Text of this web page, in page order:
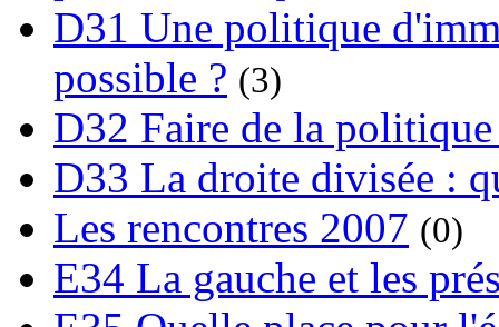
D31 Une politique
possible ? (3)
D32 Faire de la
D33 La droite divisée :
Les rencontres 2007 (0)
E34 La gauche et les